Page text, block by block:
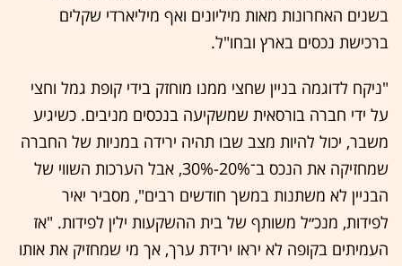
בשנים האחרונות מאות מיליונים ואף מיליארדי שקלים
ברכישת נכסים בארץ ובחו"ל.
"ניקח לדוגמה בניין שחצי ממנו מוחזק בידי קופת גמל וחצי
על ידי חברה בורסאית שמשקיעה בנכסים מניבים. כשיגיע
משבר, יכול להיות מצב שבו תהיה ירידה במניות של החברה
שמחזיקה את הנכס ב־20%-30%, אבל הערכות השווי של
הבניין לא משתנות במשך חודשים רבים", מסביר יאיר
לפידות, מנכ״ל משותף של בית ההשקעות ילין לפידות. "אז
העמיתים בקופה לא יראו ירידת ערך, אך מי שמחזיק את אותו